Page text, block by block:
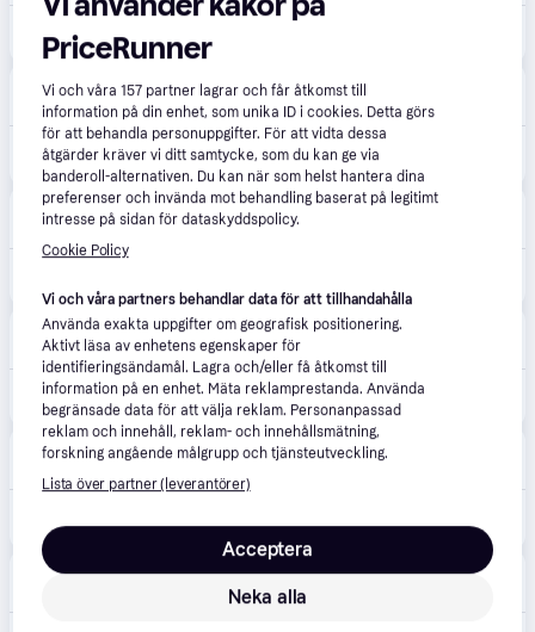
Sony WF-1000XM5 - Black
POWER 4.1(526)
49 kr frakt,1-2 dagar
Sony WF-1000XM5 NC True Wireless hörlurar, svart
Eller 385 kr/mån
Webhallen 4.5 (866)
Fri frakt,0-3 dagar
Komplett
Fri frakt,2-3 dagar
Sony WF-1000XM5 Trådlösa Hörlurar, In-ear (svart) 2 690 kr
Conrad 2.6(7)
Eller 996 kr/mån
CDON 5.0(1)
PriceRunner
Vi och våra157 partner lagrar och får åtkomst till
information på din enhet, som unika ID i cookies. Detta görs
för att behandla personuppgifter. För att vidta dessa
åtgärder kräver vi ditt samtycke, som du kan ge via
banderoll-alternativen. Du kan när som helst hantera dina
preferenser och invända mot behandling baserat på legitimt
intresse på sidan för dataskyddspolicy.
Cookie Policy
Vi och våra partners behandlar data för att tillhandahålla
Använda exakta uppgifter om geografisk positionering.
Aktivt läsa av enhetens egenskaper för
identifieringsändamål. Lagra och/eller få åtkomst till
information på en enhet. Mäta reklamprestanda. Använda
begränsade data för att välja reklam. Personanpassad
reklam och innehåll, reklam- och innehållsmätning,
forskning angående målgrupp och tjänsteutveckling.
Lista över partner (leverantörer)
Neka alla
Acceptera